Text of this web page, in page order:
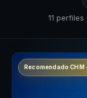
11 perfiles
Recomendado CHM